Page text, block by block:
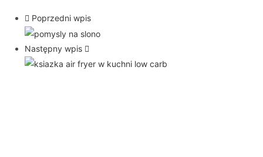
Poprzedni wpis
Następny wpis